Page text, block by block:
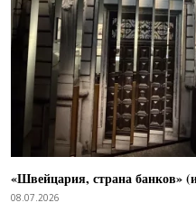
«Швейцария, страна банков»
08.07.2026